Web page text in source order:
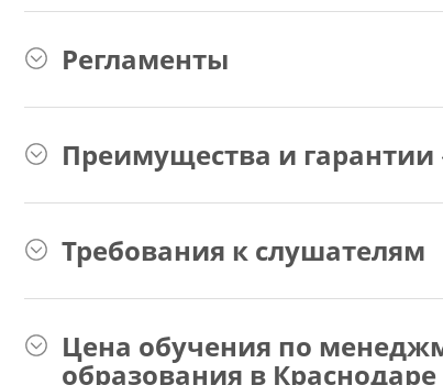
Регламенты
Преимущества и гарантии
Требования к слушателям
Цена обучения по
образования в Краснодаре